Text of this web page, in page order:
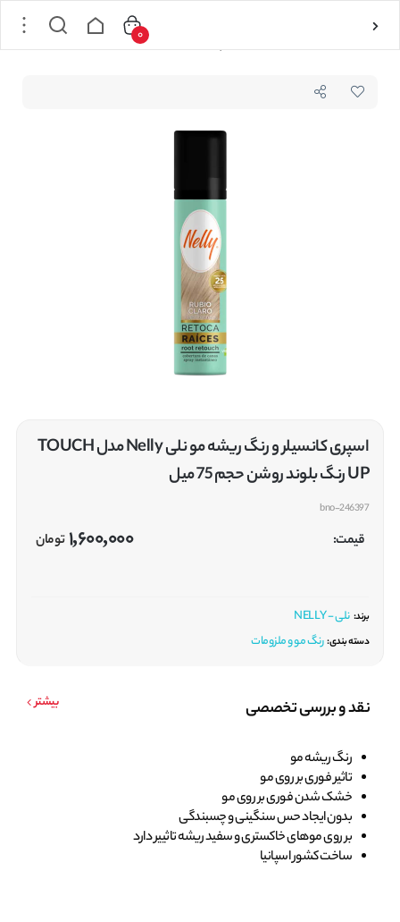
اسپری کانسیلر و رنگ ریشه مو نلی Nelly مدل TOUCH UP رنگ بلوند روشن حجم 75 میل
0
اسپری کانسیلر و رنگ ریشه مو نلی Nelly مدل TOUCH
UP رنگ بلوند روشن حجم 75 میل
bno-246397
قیمت: 1,600,000 تومان
برند: نلی - NELLY
دسته بندی: رنگ مو و ملزومات
نقد و بررسی تخصصی بیشتر
رنگ ریشه مو
تاثیر فوری بر روی مو
خشک شدن فوری بر روی مو
بدون ایجاد حس سنگینی و چسبندگی
بر روی موهای خاکستری و سفید ریشه تاثییر دارد
ساخت کشور اسپانیا